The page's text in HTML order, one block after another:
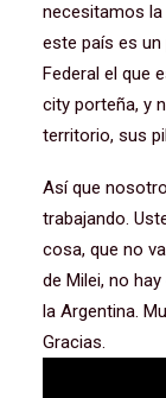
necesitamos la
este país es
Federal el que
city porteña, y
territorio, sus
Así que
trabajando.
cosa, que no
de Milei, no
la Argentina.
Gracias.